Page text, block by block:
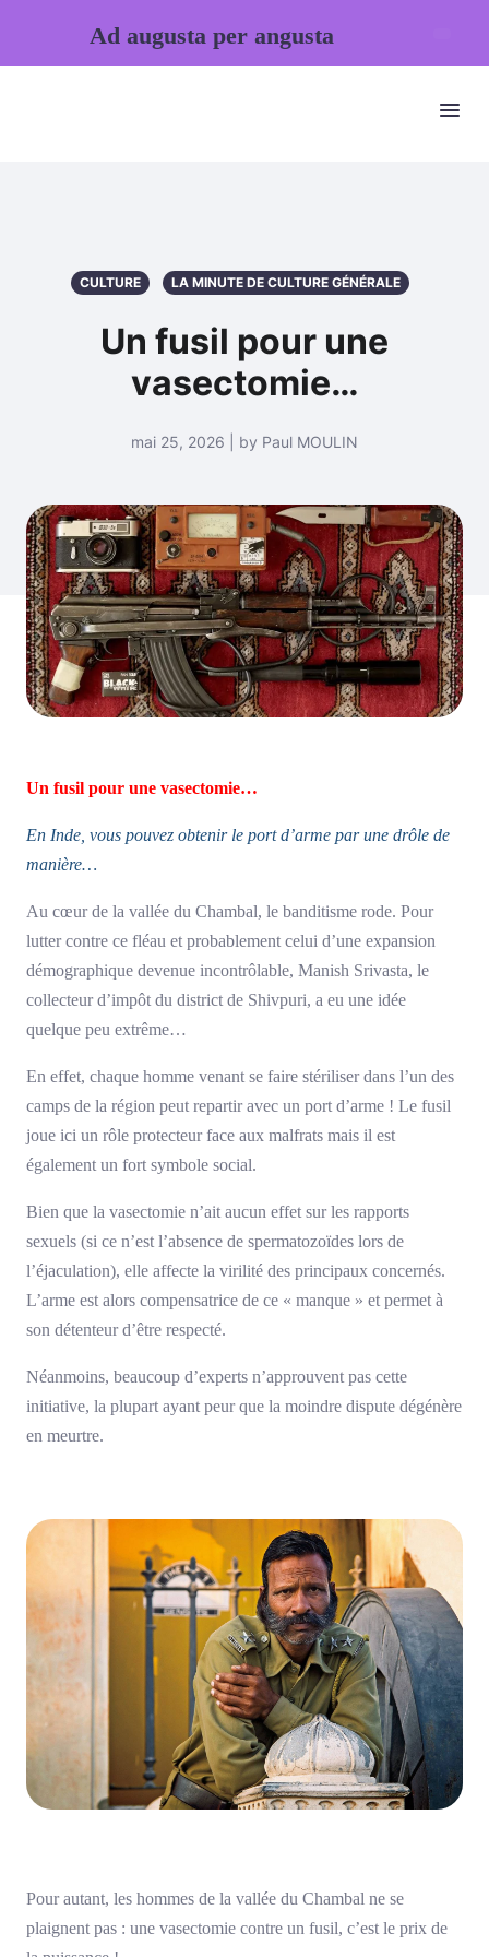
CULTURE LA MINUTE DE CULTURE GÉNÉRALE
Un fusil pour une
vasectomie…
mai 25, 2026 | by Paul MOULIN
Un fusil pour une vasectomie…
En Inde, vous pouvez obtenir le port d’arme par une drôle de
manière…
Au cœur de la vallée du Chambal, le banditisme rode. Pour
lutter contre ce fléau et probablement celui d’une expansion
démographique devenue incontrôlable, Manish Srivasta, le
collecteur d’impôt du district de Shivpuri, a eu une idée
quelque peu extrême…
En effet, chaque homme venant se faire stériliser dans l’un des
camps de la région peut repartir avec un port d’arme ! Le fusil
joue ici un rôle protecteur face aux malfrats mais il est
également un fort symbole social.
Bien que la vasectomie n’ait aucun effet sur les rapports
sexuels (si ce n’est l’absence de spermatozoïdes lors de
l’éjaculation), elle affecte la virilité des principaux concernés.
L’arme est alors compensatrice de ce « manque » et permet à
son détenteur d’être respecté.
Néanmoins, beaucoup d’experts n’approuvent pas cette
initiative, la plupart ayant peur que la moindre dispute dégénère
en meurtre.
Pour autant, les hommes de la vallée du Chambal ne se
plaignent pas : une vasectomie contre un fusil, c’est le prix de
Ad augusta per angusta